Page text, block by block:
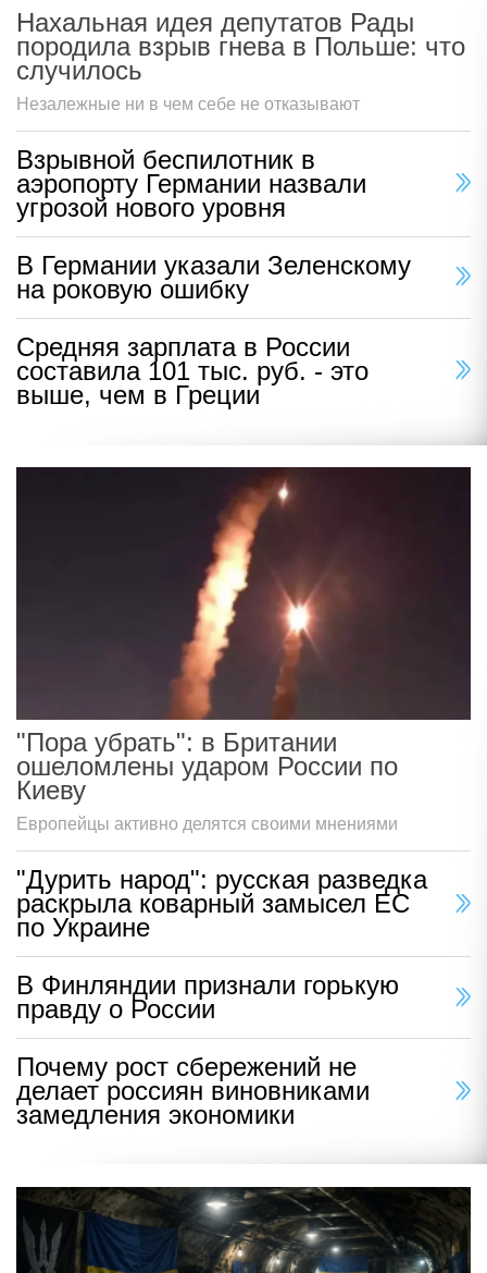
Нахальная идея депутатов Рады
породила взрыв гнева в Польше: что
случилось
Незалежные ни в чем себе не отказывают
Взрывной беспилотник в
аэропорту Германии назвали
угрозой нового уровня
В Германии указали Зеленскому
на роковую ошибку
Средняя зарплата в России
составила 101 тыс. руб. - это
выше, чем в Греции
"Пора убрать": в Британии
ошеломлены ударом России по
Киеву
Европейцы активно делятся своими мнениями
"Дурить народ": русская разведка
раскрыла коварный замысел ЕС
по Украине
В Финляндии признали горькую
правду о России
Почему рост сбережений не
делает россиян виновниками
замедления экономики